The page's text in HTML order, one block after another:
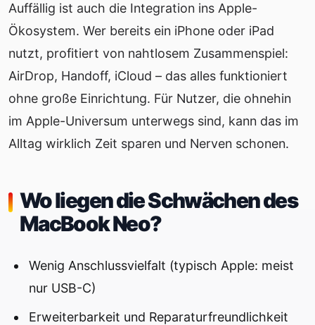
Auffällig ist auch die Integration ins Apple-
Ökosystem. Wer bereits ein iPhone oder iPad
nutzt, profitiert von nahtlosem Zusammenspiel:
AirDrop, Handoff, iCloud – das alles funktioniert
ohne große Einrichtung. Für Nutzer, die ohnehin
im Apple-Universum unterwegs sind, kann das im
Alltag wirklich Zeit sparen und Nerven schonen.
Wo liegen die Schwächen des
MacBook Neo?
Wenig Anschlussvielfalt (typisch Apple: meist
nur USB-C)
Erweiterbarkeit und Reparaturfreundlichkeit